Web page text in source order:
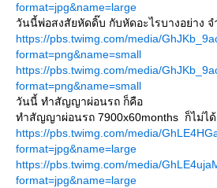
format=jpg&name=large
วันนี้พ่อสงสัยหัดดิ๊บ กับหัดอะไรบางอย่าง จ
https://pbs.twimg.com/media/
format=png&name=small
https://pbs.twimg.com/media/
format=png&name=small
วันนี้ ทำสัญญาผ่อนรถ ก็คือ
ทำสัญญาผ่อนรถ 7900x60months ก็ไม่ได้
https://pbs.twimg.com/media/
format=jpg&name=large
https://pbs.twimg.com/media/
format=jpg&name=large